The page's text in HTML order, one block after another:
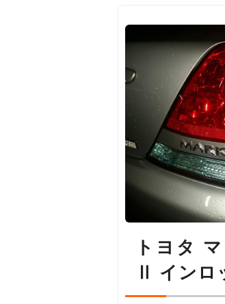
トヨタ
Ⅱ インロ